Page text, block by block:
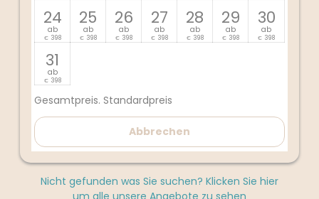
24
ab
€ 398
25
ab
€ 398
26
ab
€ 398
27
ab
€ 398
28
ab
€ 398
29
ab
€ 398
30
ab
€ 398
31
ab
€ 398
Gesamtpreis. Standardpreis
Abbrechen
Nicht gefunden was Sie suchen? Klicken Sie hier
um alle unsere Angebote zu sehen